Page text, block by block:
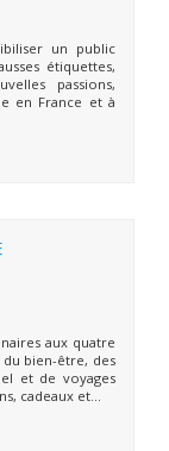
un public
étiquettes,
passions,
en France et à
aux quatre
du bien-être, des
et de voyages
cadeaux et...